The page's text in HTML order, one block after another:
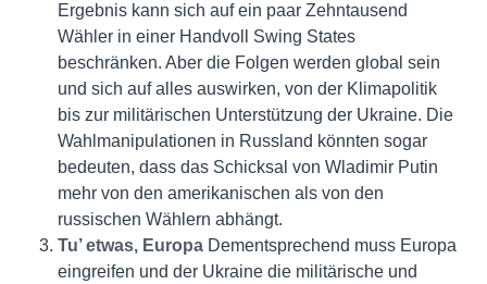
Ergebnis kann sich auf ein paar Zehntausend
Wähler in einer Handvoll Swing States
beschränken. Aber die Folgen werden global sein
und sich auf alles auswirken, von der Klimapolitik
bis zur militärischen Unterstützung der Ukraine. Die
Wahlmanipulationen in Russland könnten sogar
bedeuten, dass das Schicksal von Wladimir Putin
mehr von den amerikanischen als von den
russischen Wählern abhängt.
Tu’ etwas, EuropaDementsprechend muss Europa
eingreifen und der Ukraine die militärische und